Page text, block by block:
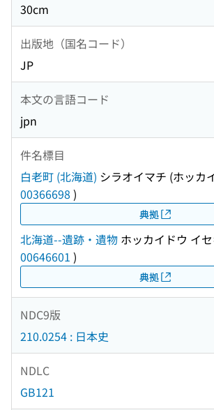
30cm
出版地（国名コード）
JP
本文の言語コード
jpn
件名標目
白老町 (北海道) シラオイマチ (ホッカ
00366698 )
典拠
北海道--遺跡・遺物 ホッカイドウ イ
00646601 )
典拠
NDC9版
210.0254 : 日本史
NDLC
GB121